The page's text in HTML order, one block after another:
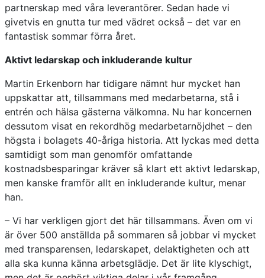
partnerskap med våra leverantörer. Sedan hade vi
givetvis en gnutta tur med vädret också – det var en
fantastisk sommar förra året.
Aktivt ledarskap och inkluderande kultur
Martin Erkenborn har tidigare nämnt hur mycket han
uppskattar att, tillsammans med medarbetarna, stå i
entrén och hälsa gästerna välkomna. Nu har koncernen
dessutom visat en rekordhög medarbetarnöjdhet – den
högsta i bolagets 40-åriga historia. Att lyckas med detta
samtidigt som man genomför omfattande
kostnadsbesparingar kräver så klart ett aktivt ledarskap,
men kanske framför allt en inkluderande kultur, menar
han.
– Vi har verkligen gjort det här tillsammans. Även om vi
är över 500 anställda på sommaren så jobbar vi mycket
med transparensen, ledarskapet, delaktigheten och att
alla ska kunna känna arbetsglädje. Det är lite klyschigt,